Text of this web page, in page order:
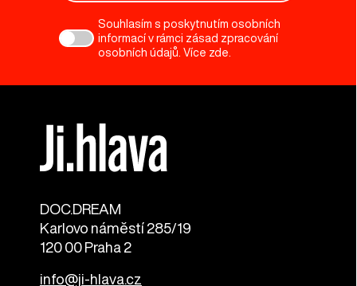
Souhlasím s poskytnutím osobních
informací v rámci zásad zpracování
osobních údajů. Více zde
DOC.DREAM​
Karlovo náměstí 285/19
120 00 Praha 2
info@ji-hlava.cz